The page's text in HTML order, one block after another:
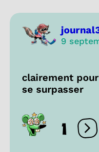
9
clairement
se surpasser
1